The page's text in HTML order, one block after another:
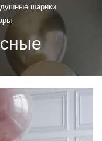
шарики